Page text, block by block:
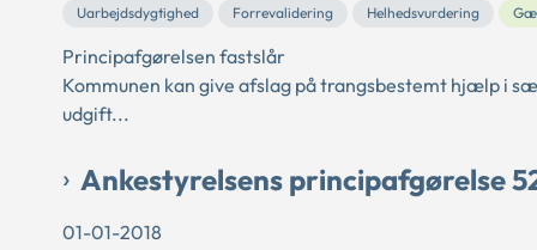
Uarbejdsdygtighed
Forrevalidering Helhedsvurdering
Principafgørelsen fastslår
Kommunen kan give afslag på trangsbestemt hjælp i
udgift...
Ankestyrelsens principafgørelse
01-01-2018